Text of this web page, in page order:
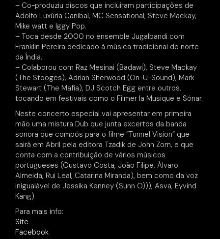
– Co-produziu discos que incluiram participações de
Adolfo Luxúria Canibal, MC Sensational, Steve Mackay,
Mike watt e Iggy Pop.
– Toca desde 2000 no ensemble Jugalbandi com
Franklin Pereira dedicado à música tradicional do norte
da Índia.
– Colaborou com Raz Mesinai (Badawi), Steve Mackay
(The Stooges), Adrian Sherwood (On-U-Sound), Mark
Stewart (The Mafia), DJ Scotch Egg entre outros,
tocando em festivais como o Filmer la Musique e Sónar.
Neste concerto especial vai apresentar em primeira
mão uma mistura Dub que junta excertos da banda
sonora que compôs para o filme “Tunnel Vision” que
sairá em Abril pela editora Tzadik de John Zorn, e que
conta com a contribuição de vários músicos
portugueses (Gustavo Costa, João Filipe, Álvaro
Almeida, Rui Leal, Catarina Miranda), bem como da voz
inigualável de Jessika Kenney (Sunn O))), Asva, Eyvind
Kang).
Para mais info:
Site
Facebook